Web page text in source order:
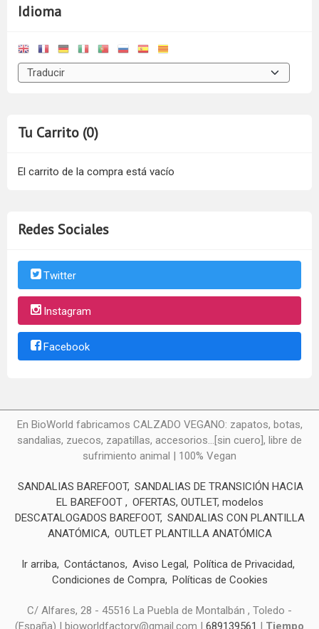
Idioma
Tu Carrito (0)
El carrito de la compra está vacío
Redes Sociales
Twitter
Instagram
Facebook
En BioWorld fabricamos CALZADO VEGANO: zapatos, botas,
sandalias, zuecos, zapatillas, accesorios...[sin cuero], libre de
sufrimiento animal | 100% Vegan
SANDALIAS BAREFOOT SANDALIAS DE TRANSICIÓN HACIA
EL BAREFOOT
OFERTAS, OUTLET, modelos
DESCATALOGADOS BAREFOOT SANDALIAS CON PLANTILLA
ANATÓMICA OUTLET PLANTILLA ANATÓMICA
Ir arriba Contáctanos Aviso Legal
Política de Privacidad
Condiciones de Compra
Políticas de Cookies
C/ Alfares, 28 - 45516 La Puebla de Montalbán , Toledo -
(España) | bioworldfactory@gmail.com | 689139561 Tiempo